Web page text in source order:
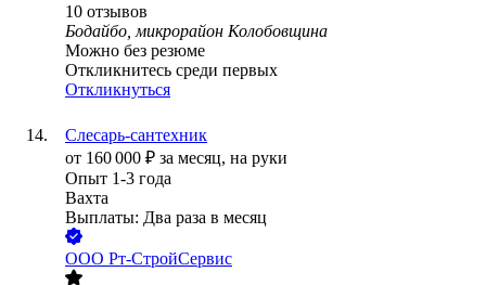
10 отзывов
Бодайбо, микрорайон Колобовщина
Можно без резюме
Откликнитесь среди первых
Откликнуться
Слесарь-сантехник
от 160 000 ₽ за месяц, на руки
Опыт 1-3 года
Вахта
Выплаты: Два раза в месяц
ООО Рт-СтройСервис